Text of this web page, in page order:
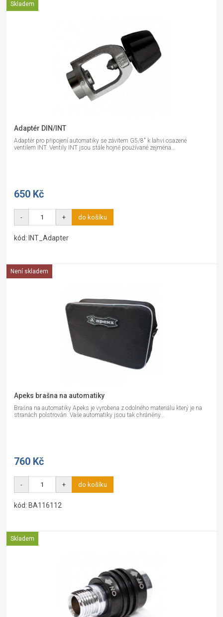
Skladem
Adaptér DIN/INT
Adaptér pro připojení automatiky se závitem G5/8" k lahvi osazené
ventilem INT. Ventily INT jsou stále hojně používané zejména...
650 Kč
- + do košíku
kód: INT_Adapter
Není skladem
Apeks brašna na automatiky
Brašna na automatiky Apeks je vyrobena z odolného materiálu který je na
stranách polstrován. Vaše automatiky jsou tak chráněny...
760 Kč
- + do košíku
kód: BA116112
Skladem